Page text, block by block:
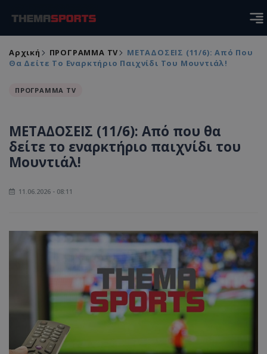
Αρχική ΠΡΟΓΡΑΜΜΑ TV
ΜΕΤΑΔΟΣΕΙΣ (11/6): Από Που
Θα Δείτε Το Εναρκτήριο Παιχνίδι Του Μουντιάλ!
ΠΡΟΓΡΑΜΜΑ TV
ΜΕΤΑΔΟΣΕΙΣ (11/6): Από που θα
δείτε το εναρκτήριο παιχνίδι του
Μουντιάλ!
11.06.2026 - 08:11